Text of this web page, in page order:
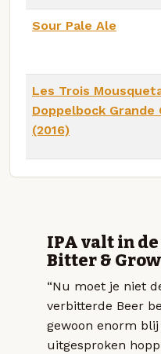
Sour Pale Ale
Les Trois
Doppelbock Grande
(2016)
IPA valt in
Bitter &
“Nu moet je niet
verbitterde Beer
gewoon enorm
uitgesproken